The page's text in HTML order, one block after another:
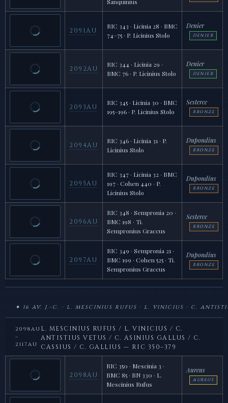
Sanquinius
2091AU
RIC 343 · Licinia 28 · BMC
74–75 · P. Licinius Stolo
Denier
DENIER
2092AU
RIC 344 · Licinia 29 ·
BMC 76 · P. Licinius Stolo
Denier
DENIER
2093AU
RIC 345 · Licinia 30 · BMC
195–196 · P. Licinius Stolo
Sesterce
BRONZE
2094AU
RIC 346 · Licinia 31 · P.
Licinius Stolo
Dupondius
BRONZE
2095AU
RIC 347 · Licinia 32 · BMC
197 · Cohen 440 · P.
Licinius Stolo
Dupondius
BRONZE
2096AU
RIC 348 · Sempronia 20 ·
BMC 198 · Ti.
Sempronius Graccus
Sesterce
BRONZE
2097AU
RIC 349 · Sempronia 21 ·
BMC 199 · Cohen 525 · Ti.
Sempronius Graccus
Dupondius
BRONZE
✦ 16 AV. J.-C. · L. MESCINIUS RUFUS · L. VINICIUS · C.
2098AU
–
2117AU
L. MESCINIUS RUFUS / L. VINICIUS / C.
ANTISTIUS VETUS / C. ASINIUS GALLUS / C.
CASSIUS / C. GALLIUS — RIC 350–379
2098AU
RIC 350 · Mescinia 3 ·
BMC 85 · BN 330 · L.
Mescinius Rufus
Aureus
AUREUS